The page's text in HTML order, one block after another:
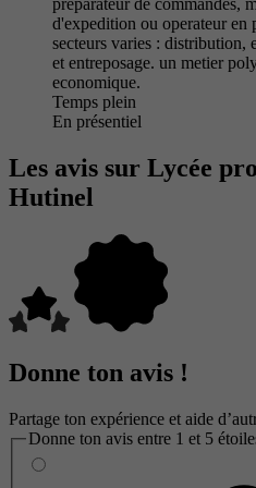
preparateur de commandes,
d'expedition ou operateur en
secteurs varies : distribution,
et entreposage. un metier
economique.
Temps plein
En présentiel
Les avis sur Lycée
Hutinel
Donne ton avis !
Partage ton expérience et aide
Donne ton avis entre 1 et 5